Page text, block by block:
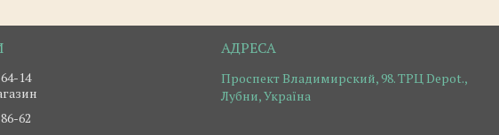
14
62
Проспект Владимирский, 98. ТРЦ Depot.,
Лубни, Україна